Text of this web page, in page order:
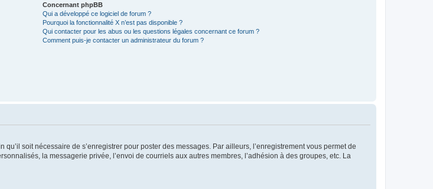
Concernant phpBB
Qui a développé ce logiciel de forum ?
Pourquoi la fonctionnalité X n’est pas disponible ?
Qui contacter pour les abus ou les questions légales concernant ce forum ?
Comment puis-je contacter un administrateur du forum ?
soit nécessaire de s’enregistrer pour poster des messages. Par ailleurs, l’enregistrement vous permet de
la messagerie privée, l’envoi de courriels aux autres membres, l’adhésion à des groupes, etc. La